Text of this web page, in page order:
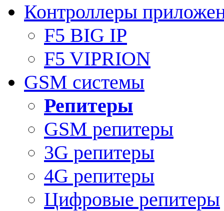
Контроллеры
F5 BIG IP
F5 VIPRION
GSM системы
Репитеры
GSM репитеры
3G репитеры
4G репитеры
Цифровые репитеры